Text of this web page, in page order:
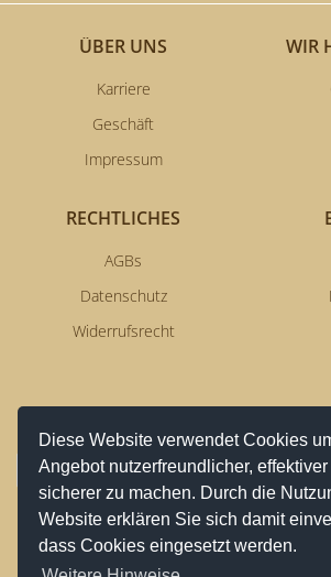
Diese Website verwendet Cookies
Angebot nutzerfreundlicher, effektiver
sicherer zu machen. Durch die
Website erklären Sie sich damit
dass Cookies eingesetzt werden.
ÜBER UNS
Karriere
Geschäft
Impressum
WIR
RECHTLICHES
AGBs
Datenschutz
Widerrufsrecht
Erhalten Sie aktuelle News per Email und
date!